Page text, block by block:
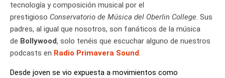
tecnología y composición musical por el
prestigioso Conservatorio de Música del Oberlin College. Sus
padres, al igual que nosotros, son fanáticos de la música
de Bollywood, solo tenéis que escuchar alguno de nuestros
podcasts en Radio Primavera Sound.
Desde joven se vio expuesta a movimientos como